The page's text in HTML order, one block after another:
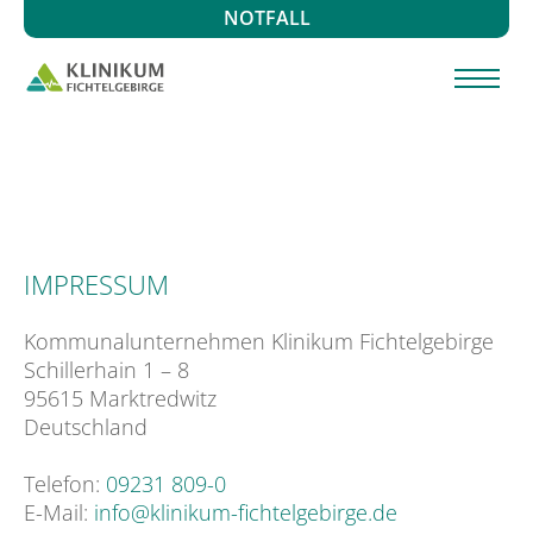
NOTFALL
IMPRESSUM
Kommunalunternehmen Klinikum Fichtelgebirge
Schillerhain 1 – 8
95615 Marktredwitz
Deutschland
Telefon: 09231 809-0
E-Mail: info@klinikum-fichtelgebirge.de